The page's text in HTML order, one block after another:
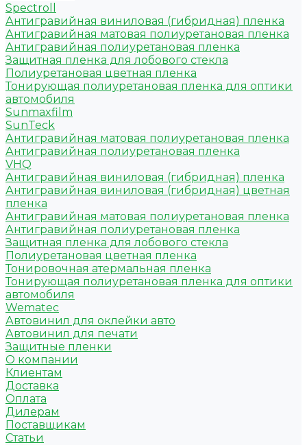
Spectroll
Антигравийная виниловая (гибридная) пленка
Антигравийная матовая полиуретановая пленка
Антигравийная полиуретановая пленка
Защитная пленка для лобового стекла
Полиуретановая цветная пленка
Тонирующая полиуретановая пленка для оптики
автомобиля
Sunmaxfilm
SunTeck
Антигравийная матовая полиуретановая пленка
Антигравийная полиуретановая пленка
VHQ
Антигравийная виниловая (гибридная) пленка
Антигравийная виниловая (гибридная) цветная
пленка
Антигравийная матовая полиуретановая пленка
Антигравийная полиуретановая пленка
Защитная пленка для лобового стекла
Полиуретановая цветная пленка
Тонировочная атермальная пленка
Тонирующая полиуретановая пленка для оптики
автомобиля
Wematec
Автовинил для оклейки авто
Автовинил для печати
Защитные пленки
О компании
Клиентам
Доставка
Оплата
Дилерам
Поставщикам
Статьи